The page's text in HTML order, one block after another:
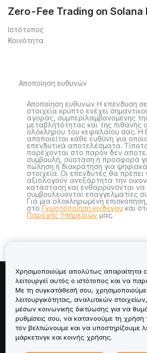
Zero-Fee Trading on Solana
Ιστότοπος
Κοινότητα
Αποποίηση ευθυνών
Αποποίηση ευθυνών Η επένδυση
στοιχεία κρύπτο ενέχει
αγοράς, συμπεριλαμβανομένης
μεταβλητότητας και της πιθανής
ολόκληρου του κεφαλαίου σας. Η
αποποιείται κάθε ευθύνη για
επενδυτικά αποτελέσματα.
παρέχονται στο παρόν δεν
συμβουλή, σύσταση ή προσφορά
πώληση ή διακράτηση για
στοιχεία. Οι επενδυτές θα πρέπει
αξιολογούν ανεξάρτητα την
κατάσταση και ενθαρρύνονται να
συμβουλεύονται επαγγελματίες
Για μια ολοκληρωμένη
στοΓνωστοποίηση κινδύνου και
Παροχής Υπηρεσιών μας.
Πληροφορίες για
Υπηρεσίες
Υποστήριξη
Χρησιμοποιούμε απολύτως απαραίτητα
λειτουργεί αυτός ο ιστότοπος και να
Με τη συγκατάθεσή σου,
λειτουργικότητας, αναλυτικών
μέσων κοινωνικής δικτύωσης για να
ρυθμίσεις σου, να κατανοούμε τη χρήση
τον βελτιώνουμε και να υποστηρίζουμε
μάρκετινγκ και κοινής χρήσης.